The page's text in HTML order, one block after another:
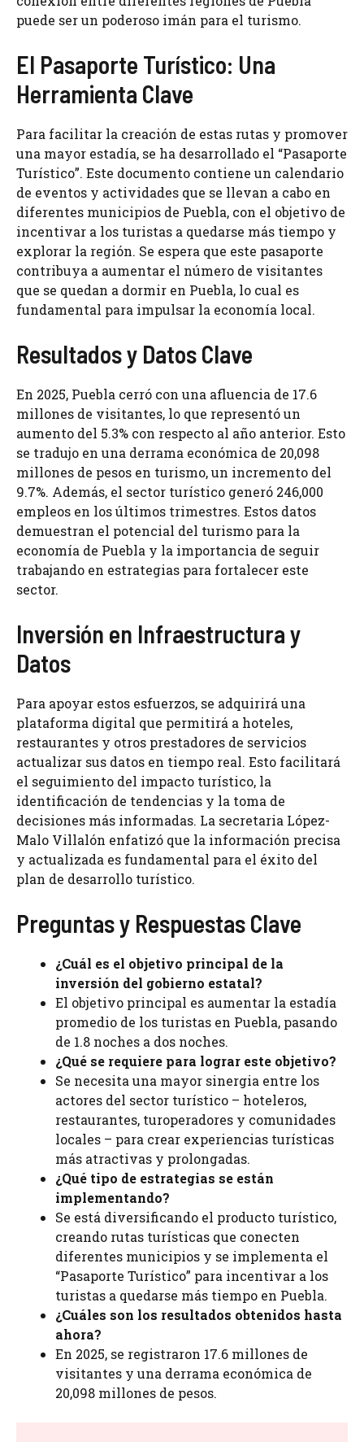
puede ser un poderoso imán para el turismo.
El Pasaporte Turístico: Una
Herramienta Clave
Para facilitar la creación de estas rutas y promover
una mayor estadía, se ha desarrollado el “Pasaporte
Turístico”. Este documento contiene un calendario
de eventos y actividades que se llevan a cabo en
diferentes municipios de Puebla, con el objetivo de
incentivar a los turistas a quedarse más tiempo y
explorar la región. Se espera que este pasaporte
contribuya a aumentar el número de visitantes
que se quedan a dormir en Puebla, lo cual es
fundamental para impulsar la economía local.
Resultados y Datos Clave
En 2025, Puebla cerró con una afluencia de 17.6
millones de visitantes, lo que representó un
aumento del 5.3% con respecto al año anterior. Esto
se tradujo en una derrama económica de 20,098
millones de pesos en turismo, un incremento del
9.7%. Además, el sector turístico generó 246,000
empleos en los últimos trimestres. Estos datos
demuestran el potencial del turismo para la
economía de Puebla y la importancia de seguir
trabajando en estrategias para fortalecer este
sector.
Inversión en Infraestructura y
Datos
Para apoyar estos esfuerzos, se adquirirá una
plataforma digital que permitirá a hoteles,
restaurantes y otros prestadores de servicios
actualizar sus datos en tiempo real. Esto facilitará
el seguimiento del impacto turístico, la
identificación de tendencias y la toma de
decisiones más informadas. La secretaria López-
Malo Villalón enfatizó que la información precisa
y actualizada es fundamental para el éxito del
plan de desarrollo turístico.
Preguntas y Respuestas Clave
¿Cuál es el objetivo principal de la
inversión del gobierno estatal?
El objetivo principal es aumentar la estadía
promedio de los turistas en Puebla, pasando
de 1.8 noches a dos noches.
¿Qué se requiere para lograr este objetivo?
Se necesita una mayor sinergia entre los
actores del sector turístico – hoteleros,
restaurantes, turoperadores y comunidades
locales – para crear experiencias turísticas
más atractivas y prolongadas.
¿Qué tipo de estrategias se están
implementando?
Se está diversificando el producto turístico,
creando rutas turísticas que conecten
diferentes municipios y se implementa el
“Pasaporte Turístico” para incentivar a los
turistas a quedarse más tiempo en Puebla.
¿Cuáles son los resultados obtenidos hasta
ahora?
En 2025, se registraron 17.6 millones de
visitantes y una derrama económica de
20,098 millones de pesos.